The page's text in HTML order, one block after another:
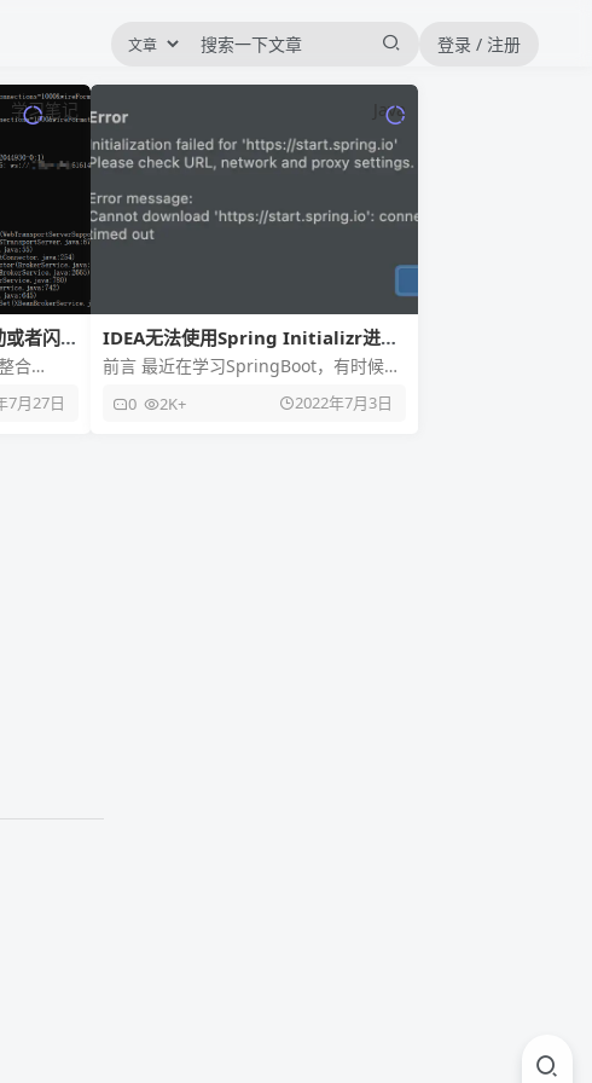
登录 / 注册
学习笔记
者闪
合
7月27日
Java
IDEA无法使用Spring Initializr进行
初始化解决
前言 最近在学习SpringBoot，有时候使
0 2K+ 2022年7月3日